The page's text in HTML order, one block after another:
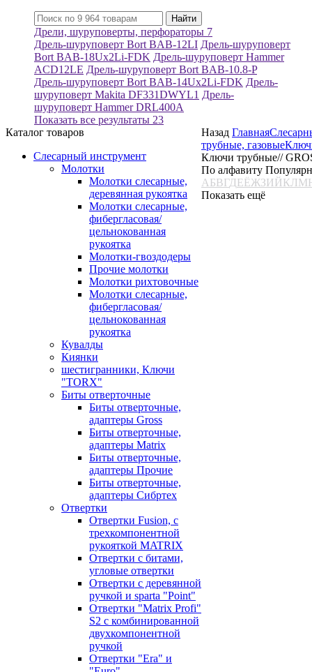
Дрели, шуруповерты, перфораторы 7
Дрель-шуруповерт Bort BAB-12LI Дрель-шуруповерт
Bort BAB-18Ux2Li-FDK Дрель-шуруповерт Hammer
ACD12LE Дрель-шуруповерт Bort BAB-10.8-P
Дрель-шуруповерт Bort BAB-14Ux2Li-FDK Дрель-
шуруповерт Makita DF331DWYL1 Дрель-
шуруповерт Hammer DRL400A
Показать все результаты 23
Каталог товаров
Слесарный инструмент
Молотки
Молотки слесарные,
деревянная рукоятка
Молотки слесарные,
фибергласовая/
цельнокованная
рукоятка
Молотки-гвоздодеры
Прочие молотки
Молотки рихтовочные
Молотки слесарные,
фибергласовая/
цельнокованная
рукоятка
Кувалды
Киянки
шестигранники, Ключи
"TORX"
Биты отверточные
Биты отверточные,
адаптеры Gross
Биты отверточные,
адаптеры Matrix
Биты отверточные,
адаптеры Прочие
Биты отверточные,
адаптеры Сибртех
Отвертки
Отвертки Fusion, c
трехкомпонентной
рукояткой MATRIX
Отвертки с битами,
угловые отвертки
Отвертки с деревянной
ручкой и sparta "Point"
Отвертки "Matrix Profi"
S2 с комбинированной
двухкомпонентной
ручкой
Отвертки "Era" и
Назад Главная
трубные, газовые
Ключи трубные//
По алфавиту
АБВГДЕЁЖЗИЙКЛМ
Показать ещё